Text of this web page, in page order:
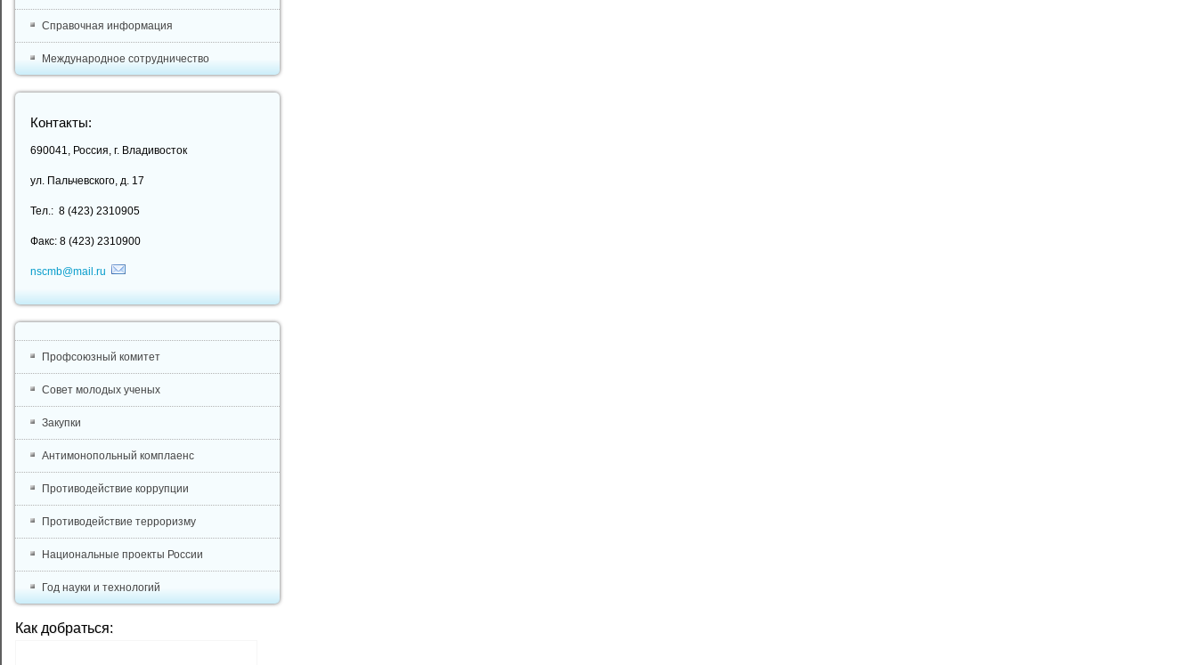
Справочная информация
Международное сотрудничество
Контакты:
690041, Россия, г. Владивосток
ул. Пальчевского, д. 17
Тел.: 8 (423) 2310905
Факс: 8 (423) 2310900
nscmb@mail.ru
Профсоюзный комитет
Совет молодых ученых
Закупки
Антимонопольный комплаенс
Противодействие коррупции
Противодействие терроризму
Национальные проекты России
Год науки и технологий
Как добраться: